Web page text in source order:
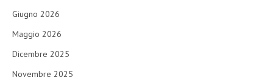
Giugno 2026
Maggio 2026
Dicembre 2025
Novembre 2025